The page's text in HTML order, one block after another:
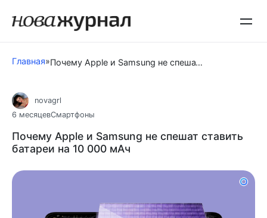
Главная» Почему Apple и Samsung не спешат ставить батареи на 10 000 мАч
novagrl
6 месяцевСмартфоны
Почему Apple и Samsung не спешат ставить
батареи на 10 000 мАч